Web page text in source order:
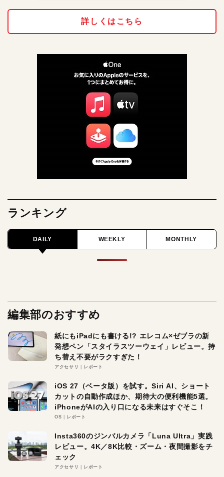
詳しくはこちら
ランキング
DAILY WEEKLY MONTHLY
編集部のおすすめ
紙にもiPadにも書ける!? エレコム×ゼブラの新
発想ペン「スタイラスツーウェイ」レビュー。持
ち替え不要がラクすぎた！
アクセサリ レポート
iOS 27（ベータ版）を試す。Siri AI、ショート
カットの自動作成ほか、期待大の便利機能5選。
iPhoneがAIの入り口になる未来はすぐそこ！
OS レポート
Insta360のジンバルカメラ「Luna Ultra」実践
レビュー。4K／8K比較・ズーム・夜間撮影をチ
ェック
アクセサリ レポート